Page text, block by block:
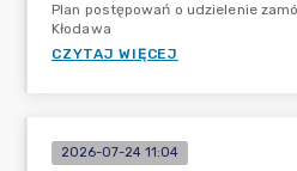
Plan postępowań o udzielenie
Kłodawa
CZYTAJ WIĘCEJ
2026-07-24 11:04